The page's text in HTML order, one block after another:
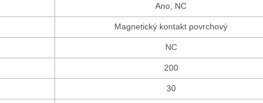
Ano, NC
Magnetický kontakt povrchový
NC
200
30